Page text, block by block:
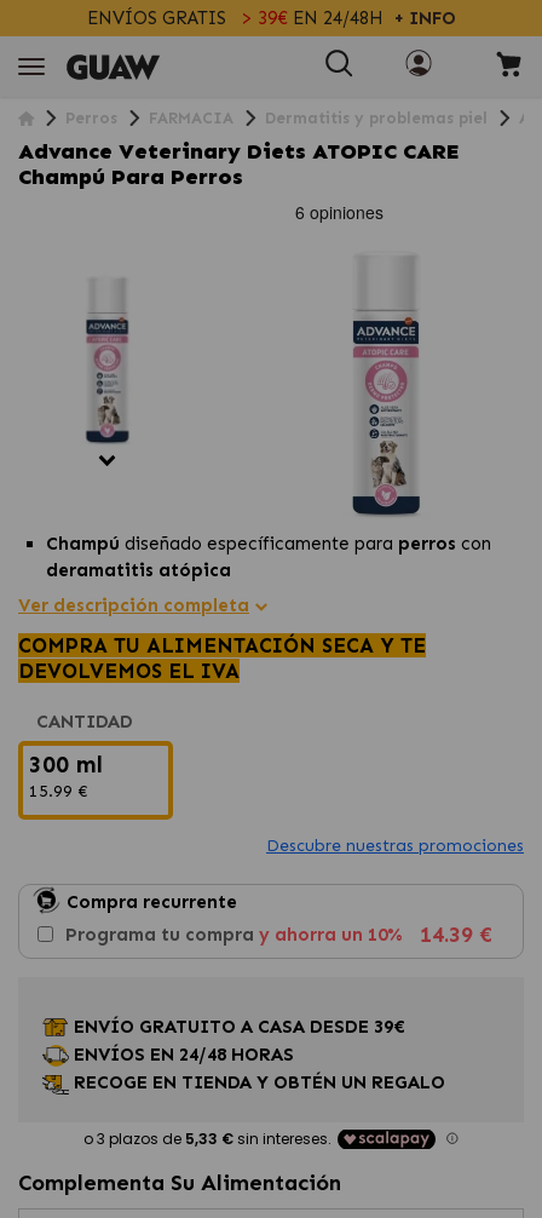
ENVÍOS GRATIS > 39€EN 24/48H + INFO
Perros FARMACIA Dermatitis y problemas piel
Advance Veterinary Diets ATOPIC CARE
Champú Para Perros
Champú diseñado específicamente para perros con
deramatitis atópica
Ejerce una triple acción:antiirritante, reestructurante
y antiséptica.
Contribuye arestaurar y mantenerlapiel y el pelaje
del perro sano, brillante y fuerte.
Ver descripción completa
COMPRA TU ALIMENTACIÓN SECA Y TE
DEVOLVEMOS EL IVA
CANTIDAD
300 ml
15.99 €
Descubre nuestras promociones
Compra recurrente
Programa tu compra y ahorra un 10% 14.39 €
ENVÍO GRATUITO A CASA DESDE 39€
ENVÍOS EN 24/48 HORAS
RECOGE EN TIENDA Y OBTÉN UN REGALO
Complementa Su Alimentación